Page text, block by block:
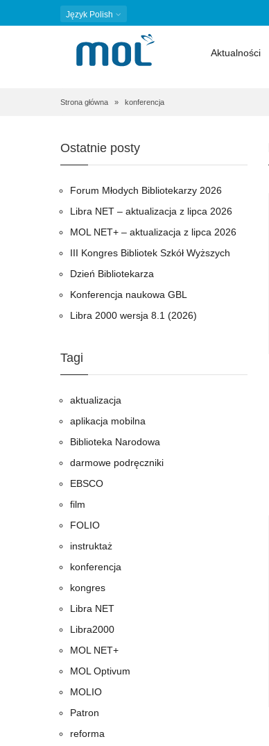
Język Polish
Aktualności
Ścieżka
nawigacyjna
Strona główna konferencja
Ostatnie posty
Forum Młodych Bibliotekarzy 2026
Libra NET – aktualizacja z lipca 2026
MOL NET+ – aktualizacja z lipca 2026
III Kongres Bibliotek Szkół Wyższych
Dzień Bibliotekarza
Konferencja naukowa GBL
Libra 2000 wersja 8.1 (2026)
Tagi
aktualizacja
aplikacja mobilna
Biblioteka Narodowa
darmowe podręczniki
EBSCO
film
FOLIO
instruktaż
konferencja
kongres
Libra NET
Libra2000
MOL NET+
MOL Optivum
MOLIO
Patron
reforma